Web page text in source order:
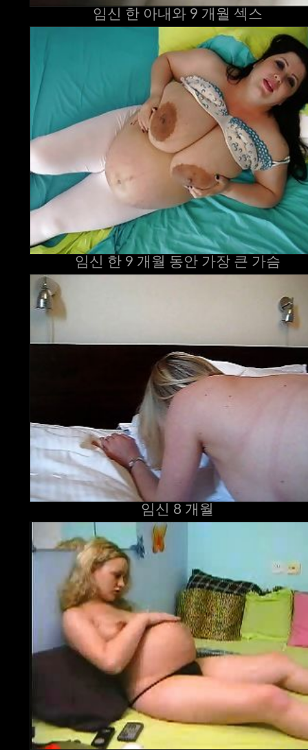
임신 한 아내와 9 개월 섹스
임신 한 9 개월 동안 가장 큰 가슴
임신 8 개월